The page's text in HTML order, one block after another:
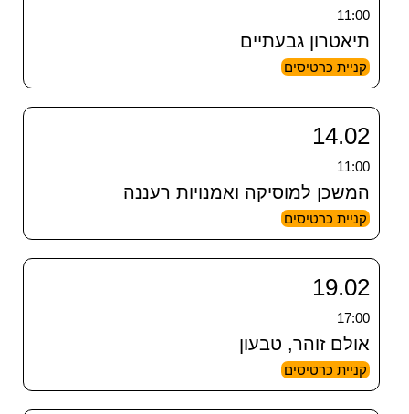
11:00
תיאטרון גבעתיים
קניית כרטיסים
14.02
11:00
המשכן למוסיקה ואמנויות רעננה
קניית כרטיסים
19.02
17:00
אולם זוהר, טבעון
קניית כרטיסים